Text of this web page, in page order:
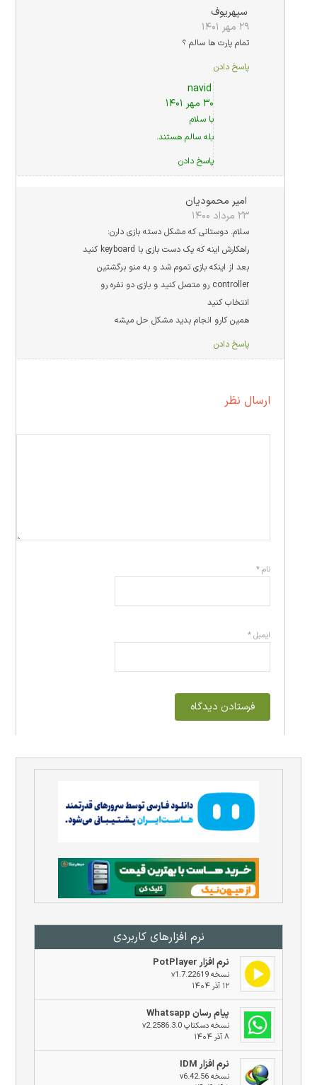
نرم افزار‌های کاربردی
نرم افزار PotPlayer
نسخه v1.7.22619
۱۲ آذر ۱۴۰۴
پیام رسان Whatsapp
نسخه دسکتاپ v2.2586.3.0
۸ آذر ۱۴۰۴
نرم افزار IDM
نسخه v6.42.56
سپهریوف
۲۹ مهر ۱۴۰۱
تمام پارت ها سالم ؟
پاسخ دادن
navid
۳۰ مهر ۱۴۰۱
با سلام
بله سالم هستند.
پاسخ دادن
امیر محمودیان
۲۳ مرداد ۱۴۰۰
سلام. دوستانی که مشکل دسته بازی دارن:
راهکارش اینه که یک دست بازی با keyboard کنید
بعد از اینکه بازی تموم شد و به منو برگشتین
controller رو متصل کنید و بازی دو نفره رو
انتخاب کنید
همین کارو انجام بدید مشکل حل میشه
پاسخ دادن
ارسال نظر
نام*
ایمیل*